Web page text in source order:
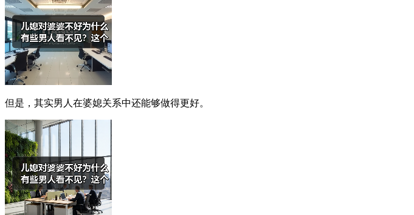
但是，其实男人在婆媳关系中还能够做得更好。